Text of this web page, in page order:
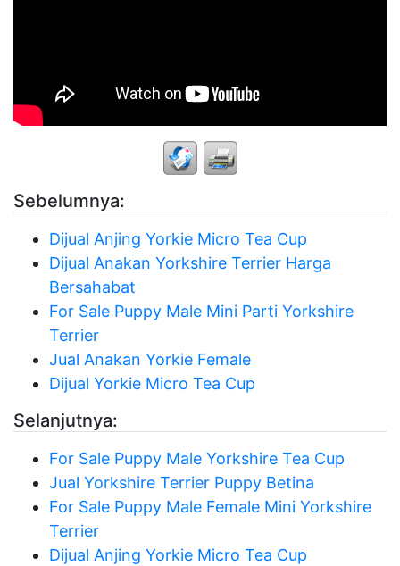
Sebelumnya:
Dijual Anjing Yorkie Micro Tea Cup
Dijual Anakan Yorkshire Terrier Harga
Bersahabat
For Sale Puppy Male Mini Parti Yorkshire
Terrier
Jual Anakan Yorkie Female
Dijual Yorkie Micro Tea Cup
Selanjutnya:
For Sale Puppy Male Yorkshire Tea Cup
Jual Yorkshire Terrier Puppy Betina
For Sale Puppy Male Female Mini Yorkshire
Terrier
Dijual Anjing Yorkie Micro Tea Cup